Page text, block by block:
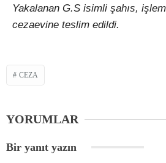
Yakalanan G.S isimli şahıs,
cezaevine teslim edildi.
CEZA
YORUMLAR
Bir yanıt yazın